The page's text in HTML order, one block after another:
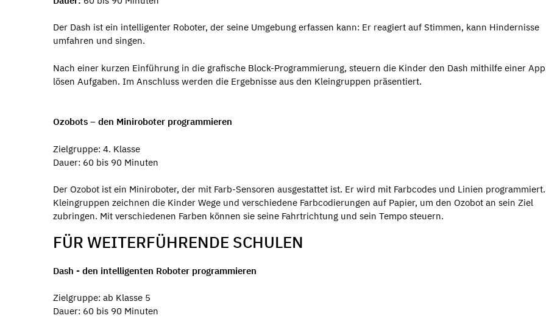
Der Dash ist ein intelligenter Roboter, der seine Umgebung erfassen kann: Er reagiert auf Stimmen, kann Hindernisse
umfahren und singen.
Nach einer kurzen Einführung in die grafische Block-Programmierung, steuern die Kinder den Dash mithilfe einer
lösen Aufgaben. Im Anschluss werden die Ergebnisse aus den Kleingruppen präsentiert.
Ozobots – den Miniroboter programmieren
Zielgruppe: 4. Klasse
Dauer: 60 bis 90 Minuten
Der Ozobot ist ein Miniroboter, der mit Farb-Sensoren ausgestattet ist. Er wird mit Farbcodes und Linien
Kleingruppen zeichnen die Kinder Wege und verschiedene Farbcodierungen auf Papier, um den Ozobot an sein Ziel
zubringen. Mit verschiedenen Farben können sie seine Fahrtrichtung und sein Tempo steuern.
FÜR WEITERFÜHRENDE SCHULEN
Dash - den intelligenten Roboter programmieren
Zielgruppe: ab Klasse 5
Dauer: 60 bis 90 Minuten